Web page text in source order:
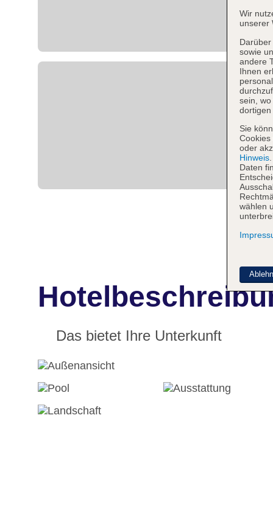
Das bietet Ihre Unterkunft
Wir
unserer
sowie
andere
Ihnen
sein,
dortigen
Sie
Cookies
oder
Hinweis
Daten
wählen